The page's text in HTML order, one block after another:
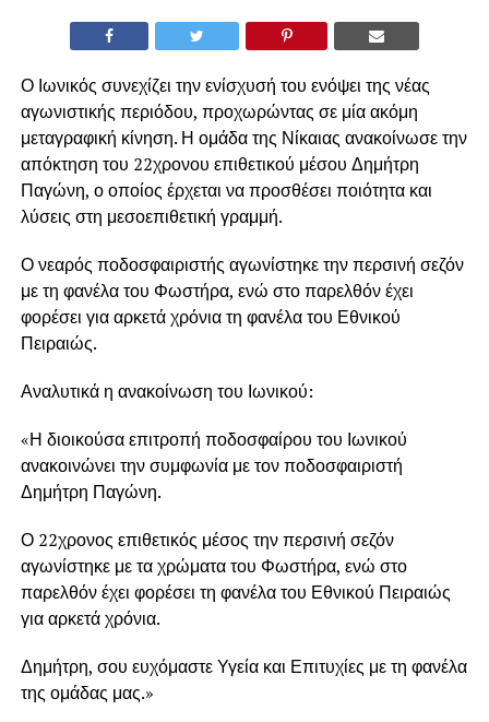
Ο Ιωνικός συνεχίζει την ενίσχυσή του ενόψει της νέας
αγωνιστικής περιόδου, προχωρώντας σε μία ακόμη
μεταγραφική κίνηση. Η ομάδα της Νίκαιας ανακοίνωσε την
απόκτηση του 22χρονου επιθετικού μέσου Δημήτρη
Παγώνη, ο οποίος έρχεται να προσθέσει ποιότητα και
λύσεις στη μεσοεπιθετική γραμμή.
Ο νεαρός ποδοσφαιριστής αγωνίστηκε την περσινή σεζόν
με τη φανέλα του Φωστήρα, ενώ στο παρελθόν έχει
φορέσει για αρκετά χρόνια τη φανέλα του Εθνικού
Πειραιώς.
Αναλυτικά η ανακοίνωση του Ιωνικού:
«Η διοικούσα επιτροπή ποδοσφαίρου του Ιωνικού
ανακοινώνει την συμφωνία με τον ποδοσφαιριστή
Δημήτρη Παγώνη.
Ο 22χρονος επιθετικός μέσος την περσινή σεζόν
αγωνίστηκε με τα χρώματα του Φωστήρα, ενώ στο
παρελθόν έχει φορέσει τη φανέλα του Εθνικού Πειραιώς
για αρκετά χρόνια.
Δημήτρη, σου ευχόμαστε Υγεία και Επιτυχίες με τη φανέλα
της ομάδας μας.»